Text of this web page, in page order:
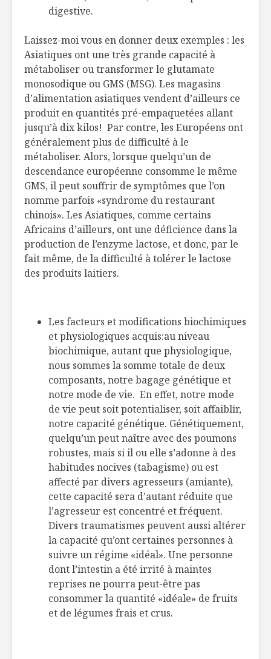
digestive.
Laissez-moi vous en donner deux exemples : les
Asiatiques ont une très grande capacité à
métaboliser ou transformer le glutamate
monosodique ou GMS (MSG). Les magasins
d’alimentation asiatiques vendent d’ailleurs ce
produit en quantités pré-empaquetées allant
jusqu’à dix kilos! Par contre, les Européens ont
généralement plus de difficulté à le
métaboliser. Alors, lorsque quelqu’un de
descendance européenne consomme le même
GMS, il peut souffrir de symptômes que l’on
nomme parfois «syndrome du restaurant
chinois». Les Asiatiques, comme certains
Africains d’ailleurs, ont une déficience dans la
production de l’enzyme lactose, et donc, par le
fait même, de la difficulté à tolérer le lactose
des produits laitiers.
Les facteurs et modifications biochimiques
et physiologiques acquis:au niveau
biochimique, autant que physiologique,
nous sommes la somme totale de deux
composants, notre bagage génétique et
notre mode de vie. En effet, notre mode
de vie peut soit potentialiser, soit affaiblir,
notre capacité génétique. Génétiquement,
quelqu’un peut naître avec des poumons
robustes, mais si il ou elle s’adonne à des
habitudes nocives (tabagisme) ou est
affecté par divers agresseurs (amiante),
cette capacité sera d’autant réduite que
l’agresseur est concentré et fréquent.
Divers traumatismes peuvent aussi altérer
la capacité qu’ont certaines personnes à
suivre un régime «idéal». Une personne
dont l’intestin a été irrité à maintes
reprises ne pourra peut-être pas
consommer la quantité «idéale» de fruits
et de légumes frais et crus.